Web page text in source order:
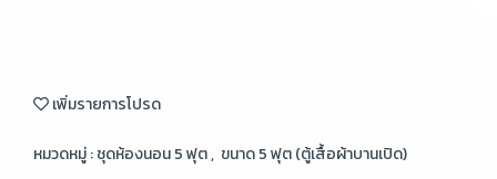
เพิ่มรายการโปรด
หมวดหมู่ :ชุดห้องนอน 5 ฟุต, ขนาด 5 ฟุต (ตู้เสื้อผ้าบานเปิด)